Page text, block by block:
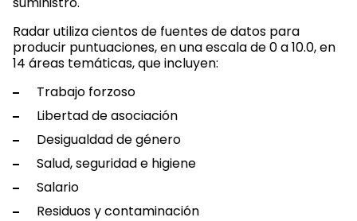
Radar utiliza cientos de fuentes de datos para
producir puntuaciones, en una escala de 0 a 10.0, en
14 áreas temáticas, que incluyen:
Trabajo forzoso
Libertad de asociación
Desigualdad de género
Salud, seguridad e higiene
Salario
Residuos y contaminación